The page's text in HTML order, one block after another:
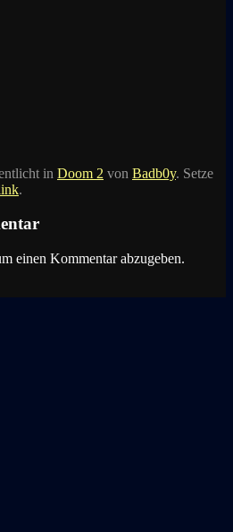
in Doom 2 von Badb0y. Setze
.
einen Kommentar abzugeben.